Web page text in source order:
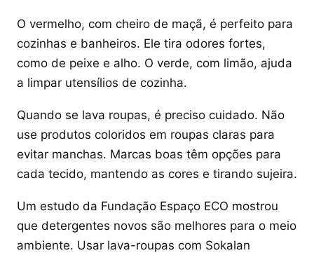
O vermelho, com cheiro de maçã, é perfeito para
cozinhas e banheiros. Ele tira odores fortes,
como de peixe e alho. O verde, com limão, ajuda
a limpar utensílios de cozinha.
Quando se lava roupas, é preciso cuidado. Não
use produtos coloridos em roupas claras para
evitar manchas. Marcas boas têm opções para
cada tecido, mantendo as cores e tirando sujeira.
Um estudo da Fundação Espaço ECO mostrou
que detergentes novos são melhores para o meio
ambiente. Usar lava-roupas com Sokalan